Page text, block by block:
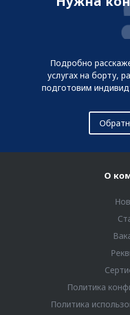
Подробно
услугах на борту,
подготовим
О
Политика
Политика